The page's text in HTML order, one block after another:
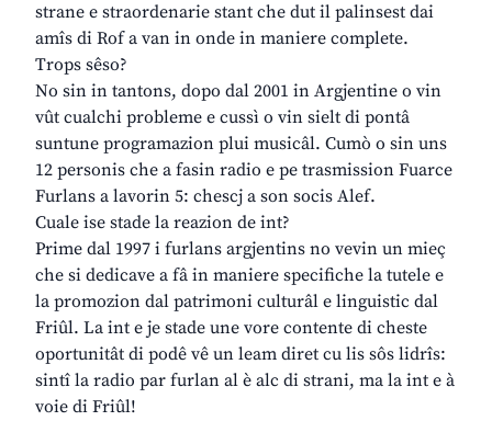
strane e straordenarie stant che dut il palinsest dai
amîs di Rof a van in onde in maniere complete.
Trops sêso?
No sin in tantons, dopo dal 2001 in Argjentine o vin
vût cualchi probleme e cussì o vin sielt di pontâ
suntune programazion plui musicâl. Cumò o sin uns
12 personis che a fasin radio e pe trasmission Fuarce
Furlans a lavorin 5: chescj a son socis Alef.
Cuale ise stade la reazion de int?
Prime dal 1997 i furlans argjentins no vevin un mieç
che si dedicave a fâ in maniere specifiche la tutele e
la promozion dal patrimoni culturâl e linguistic dal
Friûl. La int e je stade une vore contente di cheste
oportunitât di podê vê un leam diret cu lis sôs lidrîs:
sintî la radio par furlan al è alc di strani, ma la int e à
voie di Friûl!